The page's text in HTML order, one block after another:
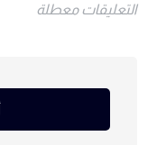
التعليقات معطلة